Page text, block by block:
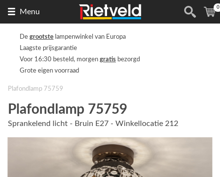
Menu
de
(
0
De grootste lampenwinkel van Europa
Laagste prijsgarantie
Voor 16:30 besteld, morgen gratis bezorgd
Grote eigen voorraad
Plafondlamp 75759
Plafondlamp 75759
Sprankelend licht - Bruin E27 - Winkellocatie 212